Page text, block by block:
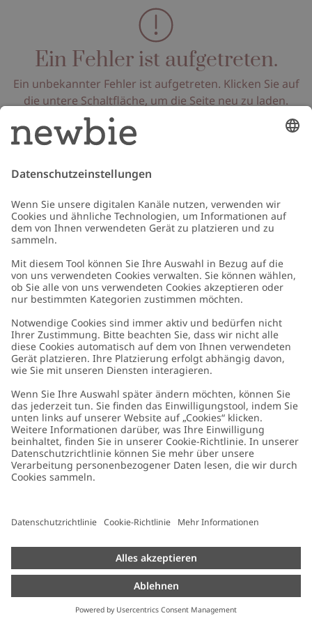
Ein Fehler ist aufgetreten.
Ein unbekannter Fehler ist aufgetreten. Klicken Sie auf
die untere Schaltfläche, um die Seite neu zu laden.
Seite neu laden